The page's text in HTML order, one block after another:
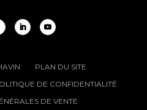
PLAN DU SITE
DE CONFIDENTIALITÉ
DE VENTE